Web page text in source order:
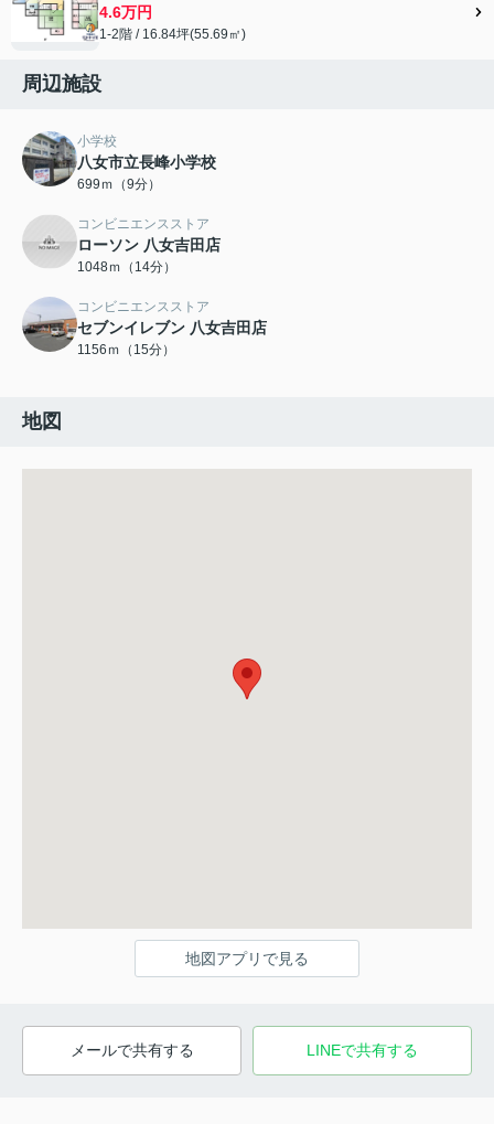
4.6万円
1-2階 / 16.84坪(55.69㎡)
周辺施設
小学校
八女市立長峰小学校
699ｍ（9分）
コンビニエンスストア
ローソン 八女吉田店
1048ｍ（14分）
コンビニエンスストア
セブンイレブン 八女吉田店
1156ｍ（15分）
地図
地図アプリで見る
メールで共有する LINEで共有する